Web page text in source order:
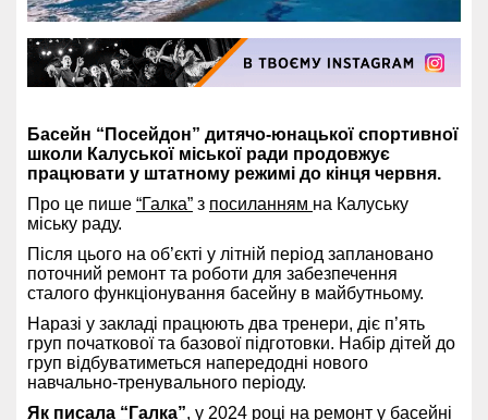
Басейн “Посейдон” дитячо-юнацької спортивної
школи Калуської міської ради продовжує
працювати у штатному режимі до кінця червня.
Про це пише “Галка” з посиланням на Калуську
міську раду.
Після цього на об’єкті у літній період заплановано
поточний ремонт та роботи для забезпечення
сталого функціонування басейну в майбутньому.
Наразі у закладі працюють два тренери, діє п’ять
груп початкової та базової підготовки. Набір дітей до
груп відбуватиметься напередодні нового
навчально-тренувального періоду.
Як писала “Галка”, у 2024 році на ремонт у басейні